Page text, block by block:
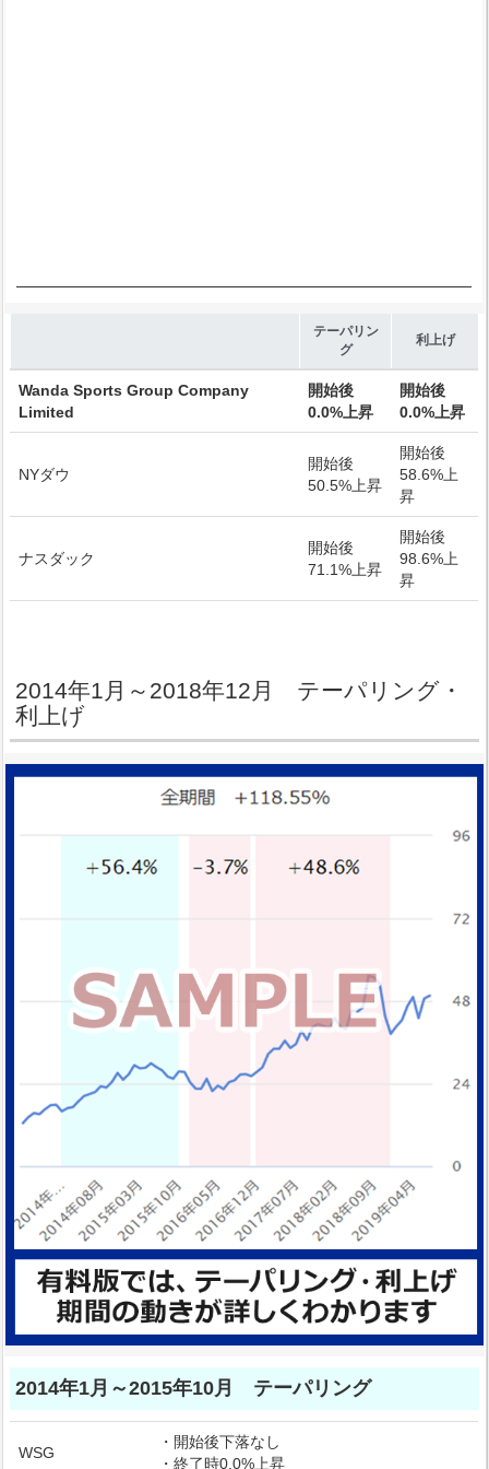
テーパリン
グ
利上げ
Wanda Sports Group Company
Limited
開始後
0.0%上昇
開始後
0.0%上昇
NYダウ
開始後
50.5%上昇
開始後
58.6%上
昇
ナスダック
開始後
71.1%上昇
開始後
98.6%上
昇
2014年1月～2018年12月 テーパリング・
利上げ
2014年1月～2015年10月 テーパリング
WSG
・開始後下落なし
・終了時0.0%上昇